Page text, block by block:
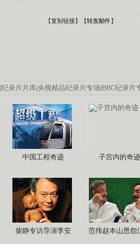
【复制链接】【转发邮件】
|纪录片片库|央视精品纪录片专场|BBC纪录片
中国工程奇迹 子宫内的奇迹
柴静专访导演李安 范伟赵本山恩怨